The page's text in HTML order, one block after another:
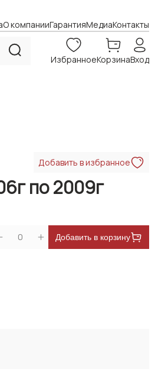
О компанииГарантияМедиаКонтакты
ИзбранноеКорзинаВход
Добавить в избранное
по 2009г
0 Добавить в корзину